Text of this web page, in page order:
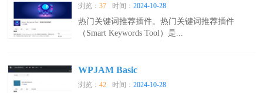
浏览：37 时间：2024-10-28
热门关键词推荐插件。热门关键词推荐插件
（Smart Keywords Tool）是...
WPJAM Basic
浏览：42 时间：2024-10-28